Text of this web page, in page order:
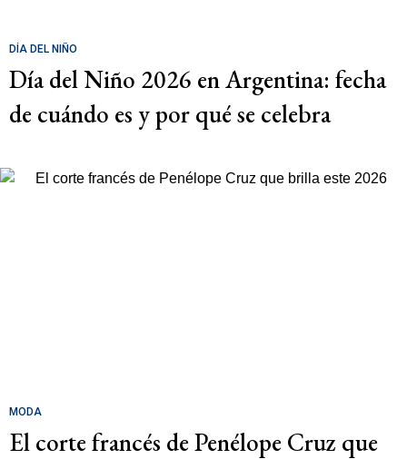
DÍA DEL NIÑO
Día del Niño 2026 en Argentina: fecha
de cuándo es y por qué se celebra
MODA
El corte francés de Penélope Cruz que